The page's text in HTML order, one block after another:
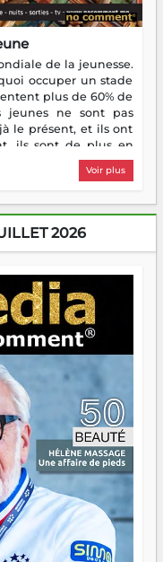
de la jeunesse.
occuper un stade
plus de 60% de
jeunes ne sont pas
le présent, et ils ont
ils sont de plus en
à risquer — souvent
toujours avec cette
les nouvelles sont
vient de décrocher le
Elia rafle le Prix
oui, on pourrait
soi satisfait. Mais ce
La fougue, ça
Une flamme sans
peut consumer. C'est
pour reprendre le
les récifs. Les jeunes
comme on dit. Ce
— c'est une question
aussi vos échecs.
mieux que
la barque avance.
rame dans le
Voir plus
2026